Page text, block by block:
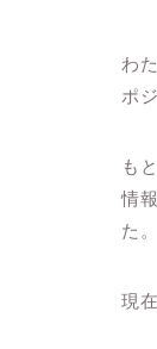
わ
ポ
も
情
た。
現